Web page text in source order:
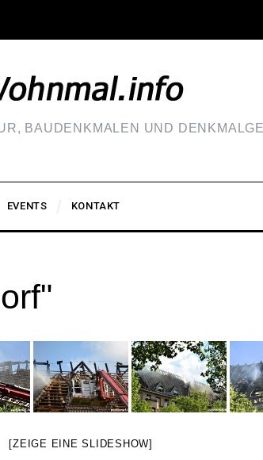
BAUDENKMALEN UND
EVENTS KONTAKT
[ZEIGE EINE SLIDESHOW]